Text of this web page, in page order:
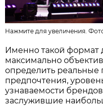
Нажмите для увеличения.
Именно такой формат
максимально
определить реальные
предпочтения,
узнаваемости
заслужившие